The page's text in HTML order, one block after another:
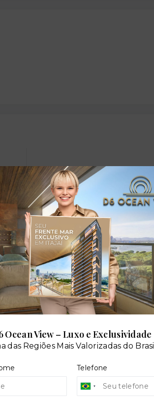
Elevador social
Ocean View – Luxo e Exclusividade
das Regiões Mais Valorizadas do Brasil
Telefone